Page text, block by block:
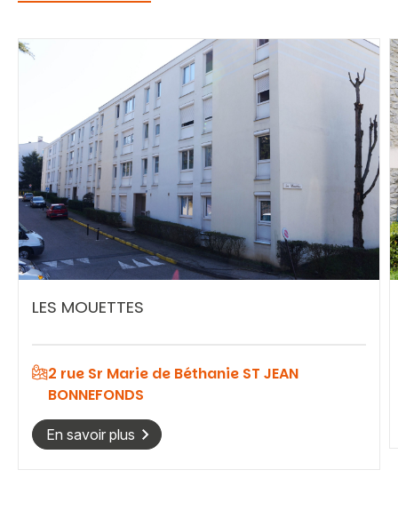
Rechercher
LES MOUETTES
2 rue Sr Marie de Béthanie ST JEAN
BONNEFONDS
En savoir plus